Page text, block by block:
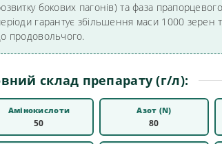
бокових пагонів) та фаза
гарантує збільшення маси 1000
продовольчого.
склад препарату (г/л):
Амінокислоти
50
Азот (N)
80